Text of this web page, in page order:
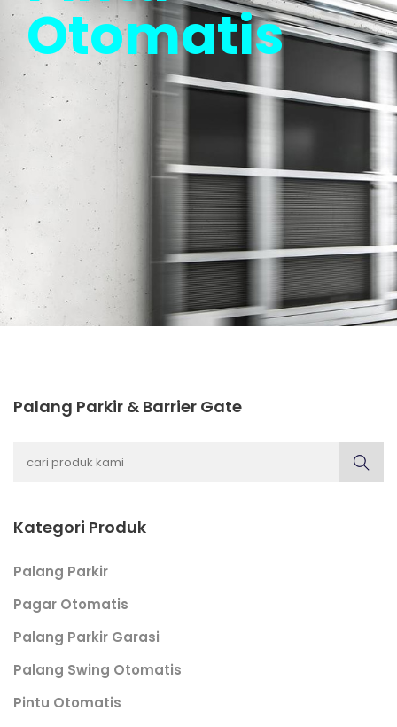
Otomatis
Palang Parkir & Barrier Gate
Kategori Produk
Palang Parkir
Pagar Otomatis
Palang Parkir Garasi
Palang Swing Otomatis
Pintu Otomatis